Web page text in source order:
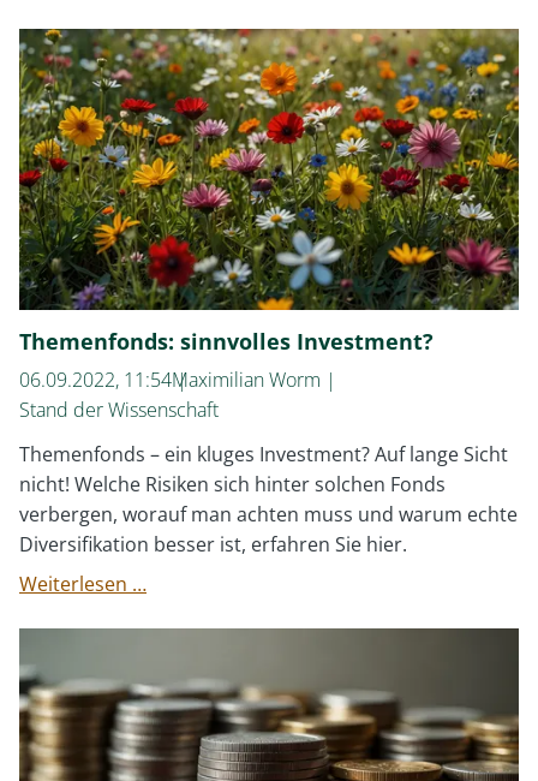
kann
auch
eine
Chance
darstellen
Themenfonds: sinnvolles Investment?
06.09.2022, 11:54Maximilian Worm
Stand der Wissenschaft
Themenfonds – ein kluges Investment? Auf lange Sicht
nicht! Welche Risiken sich hinter solchen Fonds
verbergen, worauf man achten muss und warum echte
Diversifikation besser ist, erfahren Sie hier.
Weiterlesen …Themenfonds: